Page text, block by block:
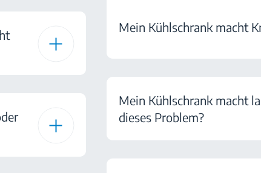
Mein Kühlschrank macht
Mein Kühlschrank macht
dieses Problem?